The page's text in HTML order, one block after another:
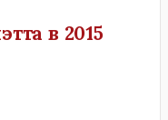
в 2015